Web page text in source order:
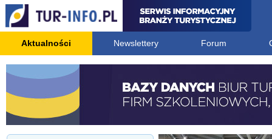
Aktualności Newslettery Forum